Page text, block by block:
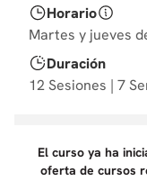
Horario
Martes y jueves
Duración
12 Sesiones | 7
El curso ya ha
oferta de cursos